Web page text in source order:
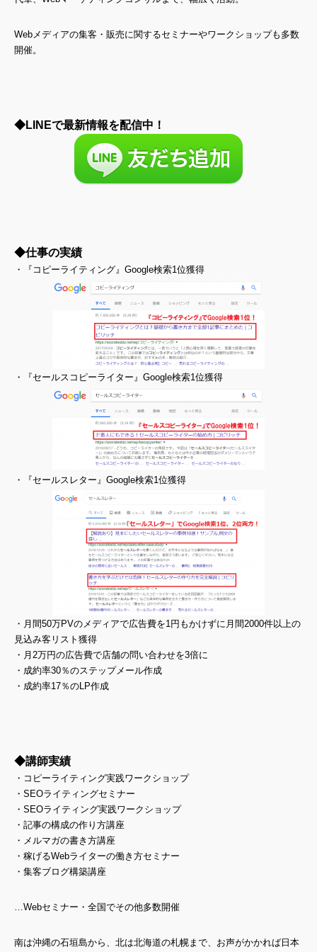
Webメディアの集客・販売に関するセミナーやワークショップも多数
開催。
◆LINEで最新情報を配信中！
◆仕事の実績
・『コピーライティング』Google検索1位獲得
・『セールスコピーライター』Google検索1位獲得
・『セールスレター』Google検索1位獲得
・月間50万PVのメディアで広告費を1円もかけずに月間2000件以上の
見込み客リスト獲得
・月2万円の広告費で店舗の問い合わせを3倍に
・成約率30％のステップメール作成
・成約率17％のLP作成
◆講師実績
・コピーライティング実践ワークショップ
・SEOライティングセミナー
・SEOライティング実践ワークショップ
・記事の構成の作り方講座
・メルマガの書き方講座
・稼げるWebライターの働き方セミナー
・集客ブログ構築講座
…Webセミナー・全国でその他多数開催
南は沖縄の石垣島から、北は北海道の札幌まで、お声がかかれば日本